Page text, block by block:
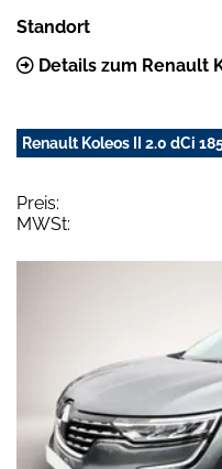
Standort
Details zum Renault
Renault Koleos II 2.0 dCi
Preis:
MWSt: